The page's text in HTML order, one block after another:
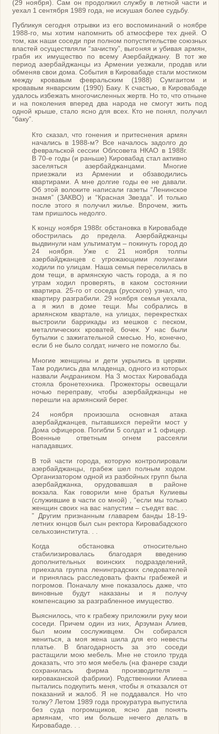
(29 ноября). Сам он продолжил службу в летной части и
уехал 1 сентября 1989 года, не искушая более судьбу.
Публикуя сегодня отрывки из его воспоминаний о ноябре
1988-го, мы хотим напомнить об атмосфере тех дней. О
том, как наши соседи при полном попустительстве союзных
властей осуществляли “зачистку”, выгоняя и убивая армян,
грабя их имущество по всему Азербайджану. В тот же
период азербайджанцы из Армении уезжали, продав или
обменяв свои дома. События в Кировабаде стали мостиком
между кровавым февральским (1988) Сумгаитом и
кровавым январским (1990) Баку. К счастью, в Кировабаде
удалось избежать многочисленных жертв. Но то, что отныне
и на поколения вперед два народа не смогут жить под
одной крыше, стало ясно для всех. Кто не понял, получил
“баку”.
Кто сказал, что гонения и притеснения армян
начались в 1988-м? Все началось задолго до
февральской сессии Облсовета НКАО в 1988г.
В 70-е годы (и раньше) Кировабад стал активно
заселяться азербайджанцами. Многие
приезжали из Армении и обзаводились
квартирами. А мне долгие годы ее не давали.
Об этой волоките написали газеты “Ленинское
знамя” (ЗАКВО) и “Красная Звезда”. И только
после этого я получил жилье. Впрочем, жить
там пришлось недолго.
К концу ноября 1988г. обстановка в Кировабаде
обострилась до предела. Азербайджанцы
выдвинули нам ультиматум – покинуть город до
24 ноября. Уже с 21 ноября толпы
азербайджанцев с угрожающими лозунгами
ходили по улицам. Наша семья переселилась в
дом тещи, в армянскую часть города, а я по
утрам ходил проверять, в каком состоянии
квартира. 25-го от соседа (русского) узнал, что
квартиру разграбили. 29 ноября семья уехала,
а я жил в доме тещи. Мы собрались в
армянском квартале, на улицах, перекрестках
выстроили баррикады из мешков с песком,
металлических кроватей, бочек. У нас были
бутылки с зажигательной смесью. Но, конечно,
если б не было солдат, ничего не помогло бы.
Многие женщины и дети укрылись в церкви.
Там родились два младенца, одного из которых
назвали Андраником. На 3 мостах Кировабада
стояла бронетехника. Прожекторы освещали
ночью переправу, чтобы азербайджанцы не
перешли на армянский берег.
24 ноября произошла основная атака
азербайджанцев, пытавшихся перейти мост у
Дома офицеров. Погибли 5 солдат и 1 офицер.
Военные ответным огнем рассеяли
нападавших.
В той части города, которую контролировали
азербайджанцы, грабеж шел полным ходом.
Организатором одной из разбойных групп была
азербайджанка, орудовавшая в районе
вокзала. Как говорили мне братья Кулиевы
(служившие в части со мной) , “если мы только
женщин своих на вас напустим – съедят вас. . .
” Другим признанным главарем банды 18-19-
летних юнцов был сын ректора Кировабадского
сельхозинститута. . .
Когда обстановка относительно
стабилизировалась благодаря введению
дополнительных воинских подразделений,
приехала группа ленинградских следователей
и принялась расследовать факты грабежей и
погромов. Поначалу мне показалось даже, что
виновные будут наказаны и я получу
компенсацию за разграбленное имущество.
Выяснилось, что к грабежу приложили руку мои
соседи. Причем один из них, Арзуман Алиев,
был моим сослуживцем. Он собирался
жениться, а моя жена шила для его невесты
платье. В благодарность за это соседи
растащили мою мебель. Мне не стоило труда
доказать, что это моя мебель (на фанере сзади
сохранилась фирма производителя –
кироваканской фабрики). Родственники Алиева
пытались подкупить меня, чтобы я отказался от
показаний и жалоб. Я не поддавался. Но что
толку? Летом 1989 года прокуратура выпустила
без суда погромщиков, ясно дав понять
армянам, что им больше нечего делать в
Кировабаде. . .